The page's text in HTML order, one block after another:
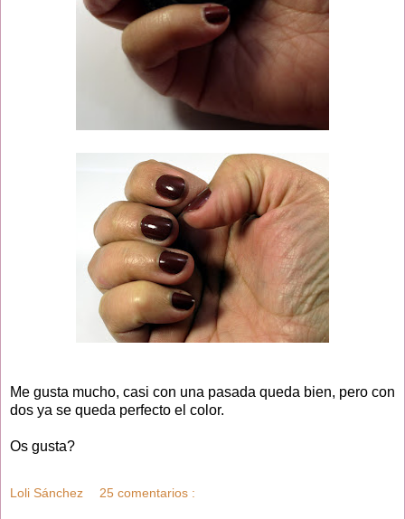
Me gusta mucho, casi con una pasada queda bien, pero con
dos ya se queda perfecto el color.
Os gusta?
Loli Sánchez 25 comentarios :